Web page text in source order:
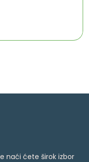
naći ćete širok izbor